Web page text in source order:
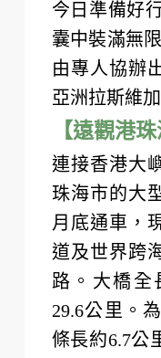
今日準備好
囊中裝滿無
由專人協辦
亞洲拉斯維
【遠觀港珠
連接香港大
珠海市的大
月底通車，
道及世界跨
路。大橋全
29.6公里。
條長約6.7公